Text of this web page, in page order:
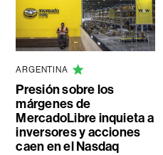
ARGENTINA
Presión sobre los
márgenes de
MercadoLibre inquieta a
inversores y acciones
caen en el Nasdaq